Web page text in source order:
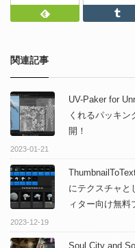
Feedly
関連記事
UV-Paker for
くれるパッキ
開！
2023-01-21
にテクスチャと
ィター向け無料
2023-12-19
Soul City and